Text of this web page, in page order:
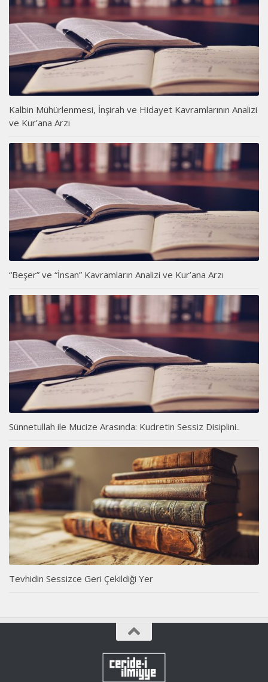
Kalbin Mühürlenmesi, İnşirah ve Hidayet Kavramlarının Analizi
ve Kur’ana Arzı
“Beşer” ve “İnsan” Kavramların Analizi ve Kur’ana Arzı
Sünnetullah ile Mucize Arasında: Kudretin Sessiz Disiplini..
Tevhidin Sessizce Geri Çekildiği Yer